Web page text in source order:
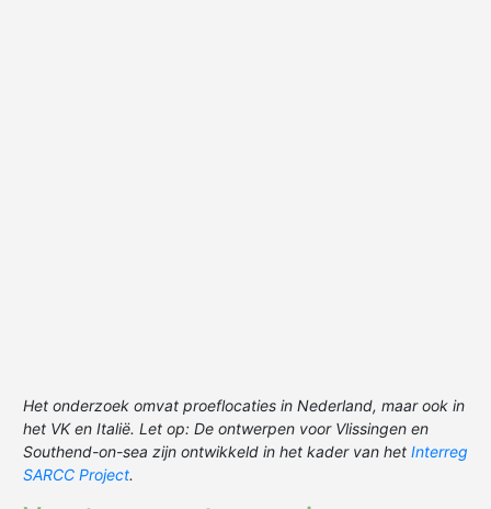
Het onderzoek omvat proeflocaties in Nederland, maar ook in
het VK en Italië. Let op: De ontwerpen voor Vlissingen en
Southend-on-sea zijn ontwikkeld in het kader van het Interreg
SARCC Project.